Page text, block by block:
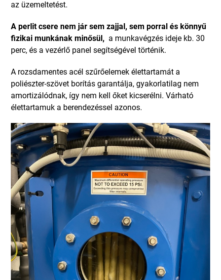
az üzemeltetést.
A perlit csere nem jár sem zajjal, sem porral és könnyű
fizikai munkának minősül, a munkavégzés ideje kb. 30
perc, és a vezérlő panel segítségével történik.
A rozsdamentes acél szűrőelemek élettartamát a
poliészter-szövet borítás garantálja, gyakorlatilag nem
amortizálódnak, így nem kell őket kicserélni. Várható
élettartamuk a berendezéssel azonos.